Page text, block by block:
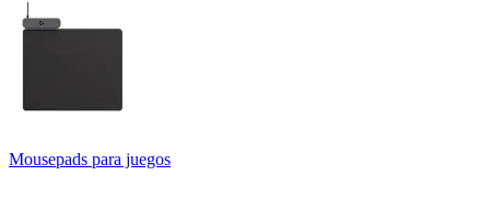
Mousepads para juegos